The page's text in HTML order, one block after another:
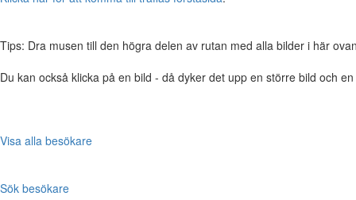
Tips: Dra musen till den högra delen av rutan med alla bilder i här
Du kan också klicka på en bild - då dyker det upp en större bild och
Visa alla besökare
Sök besökare